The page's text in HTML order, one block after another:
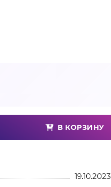
В КОРЗИНУ
19.10.2023